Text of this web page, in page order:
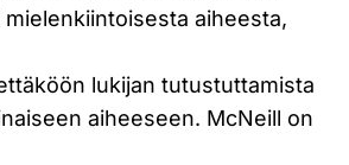
aiheesta,
lukijan tutustuttamista
aiheeseen. McNeill on